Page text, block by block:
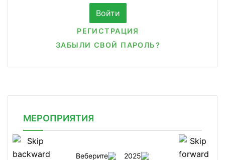
РЕГИСТРАЦИЯ
ЗАБЫЛИ СВОЙ ПАРОЛЬ?
МЕРОПРИЯТИЯ
Веберите 2025